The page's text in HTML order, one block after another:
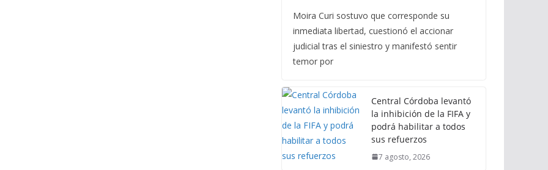
Moira Curi sostuvo que corresponde su
inmediata libertad, cuestionó el accionar
judicial tras el siniestro y manifestó sentir
temor por
Central Córdoba levantó
la inhibición de la FIFA y
podrá habilitar a todos
sus refuerzos
7 agosto, 2026